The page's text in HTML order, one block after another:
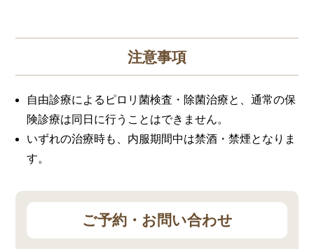
注意事項
自由診療によるピロリ菌検査・除菌治療と、通常の保
険診療は同日に行うことはできません。
いずれの治療時も、内服期間中は禁酒・禁煙となりま
す。
ご予約・お問い合わせ